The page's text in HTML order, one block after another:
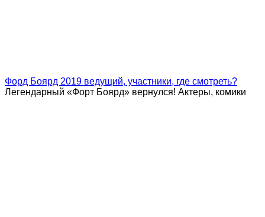
Форд Боярд 2019 ведущий, участники, где смотреть?
Легендарный «Форт Боярд» вернулся! Актеры, комики